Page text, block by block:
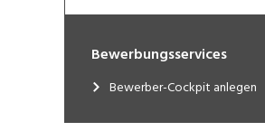
Bewerbungsservices
Bewerber-Cockpit anlegen